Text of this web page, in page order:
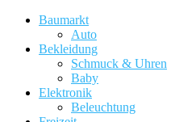
Baumarkt
Auto
Bekleidung
Schmuck & Uhren
Baby
Elektronik
Beleuchtung